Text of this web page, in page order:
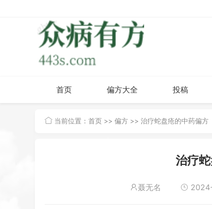
首页 偏方大全 投稿
当前位置： 首页 >> 偏方 >> 治疗蛇盘疮的中药偏方
治疗
聂无名